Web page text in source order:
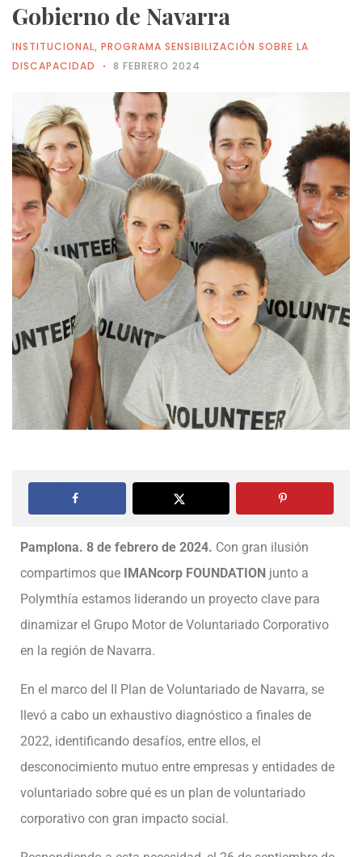
Gobierno de Navarra
INSTITUCIONAL, PROGRAMA SENSIBILIZACIÓN SOBRE LA
DISCAPACIDAD
8 FEBRERO 2024
Pamplona. 8 de febrero de 2024. Con gran ilusión
compartimos que
IMANcorp FOUNDATION junto a
Polymthía estamos liderando un proyecto clave para
dinamizar el Grupo Motor de Voluntariado Corporativo
en la región de Navarra.
En el marco del II Plan de Voluntariado de Navarra, se
llevó a cabo un exhaustivo diagnóstico a finales de
2022, identificando desafíos, entre ellos, el
desconocimiento mutuo entre empresas y entidades de
voluntariado sobre qué es un plan de voluntariado
corporativo con gran impacto social.